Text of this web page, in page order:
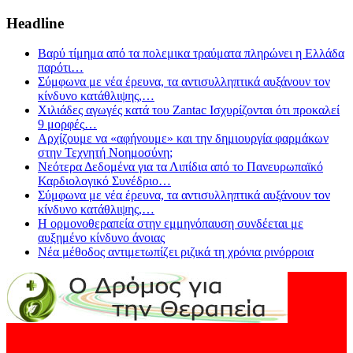
Headline
Βαρύ τίμημα από τα πολεμικα τραύματα πληρώνει η Ελλάδα
παρότι…
Σύμφωνα με νέα έρευνα, τα αντισυλληπτικά αυξάνουν τον
κίνδυνο κατάθλιψης,…
Χιλιάδες αγωγές κατά του Zantac Ισχυρίζονται ότι προκαλεί
9 μορφές…
Αρχίζουμε να «αφήνουμε» και την δημιουργία φαρμάκων
στην Τεχνητή Νοημοσύνη;
Νεότερα Δεδομένα για τα Λιπίδια από το Πανευρωπαϊκό
Καρδιολογικό Συνέδριο…
Σύμφωνα με νέα έρευνα, τα αντισυλληπτικά αυξάνουν τον
κίνδυνο κατάθλιψης,…
Η ορμονοθεραπεία στην εμμηνόπαυση συνδέεται με
αυξημένο κίνδυνο άνοιας
Νέα μέθοδος αντιμετωπίζει ριζικά τη χρόνια ρινόρροια